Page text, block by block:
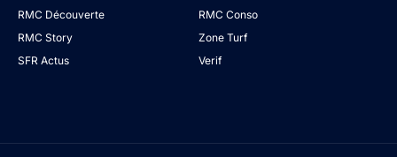
RMC Découverte
RMC Conso
RMC Story
Zone Turf
SFR Actus
Verif